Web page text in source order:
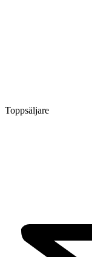
Toppsäljare